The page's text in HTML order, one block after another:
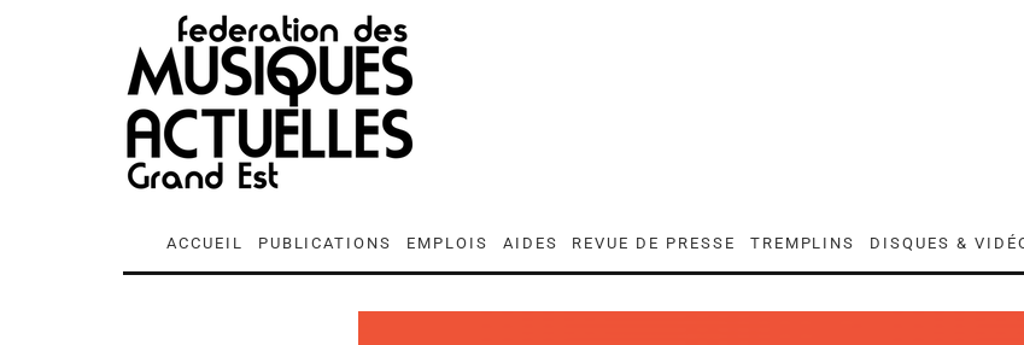
ACCUEIL PUBLICATIONS EMPLOIS AIDES REVUE DE PRESSE TREMPLINS DISQUES &